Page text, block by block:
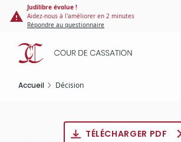
Panneau de gestion des cookies
contenu
principal
Judilibre évolue !
Aidez-nous à l'améliorer en 2 minutes
Répondre au questionnaire
Accueil Décision
TÉLÉCHARGER PDF